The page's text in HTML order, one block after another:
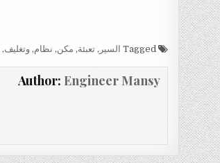
Tagged السير ,تعبئة, مكن, نظام,وتغليف,
Author: Engineer Mansy